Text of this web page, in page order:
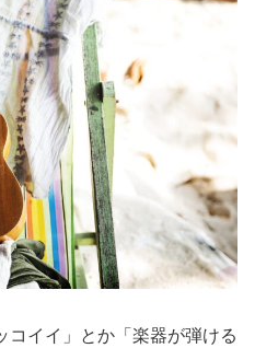
コイイ」とか「楽器が弾ける